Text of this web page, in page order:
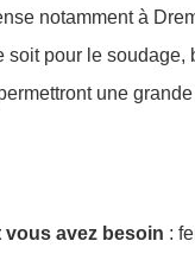
notamment à
soit pour le soudage,
une
avez besoin :